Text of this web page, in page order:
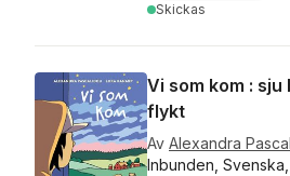
Skickas
Vi som kom :
flykt
Av Alexandra
Inbunden,